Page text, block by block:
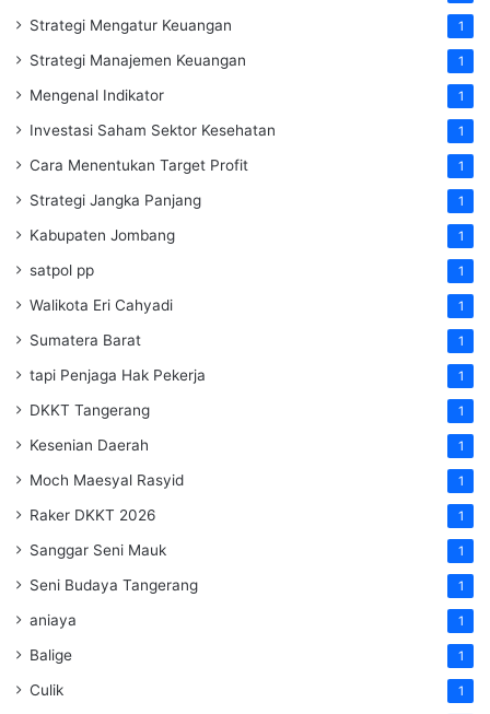
Strategi Mengatur Keuangan 1
Strategi Manajemen Keuangan 1
Mengenal Indikator 1
Investasi Saham Sektor Kesehatan 1
Cara Menentukan Target Profit 1
Strategi Jangka Panjang 1
Kabupaten Jombang 1
satpol pp 1
Walikota Eri Cahyadi 1
Sumatera Barat 1
tapi Penjaga Hak Pekerja 1
DKKT Tangerang 1
Kesenian Daerah 1
Moch Maesyal Rasyid 1
Raker DKKT 2026 1
Sanggar Seni Mauk 1
Seni Budaya Tangerang 1
aniaya 1
Balige 1
Culik 1